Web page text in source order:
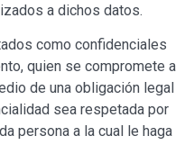
a dichos datos.
como confidenciales
quien se compromete a
de una obligación legal
sea respetada por
persona a la cual le haga